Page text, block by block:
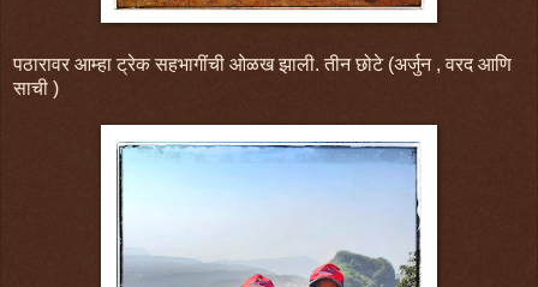
पठारावर आम्हा ट्रेक सहभागींची ओळख झाली. तीन छोटे (अर्जुन , वरद आणि
साची )